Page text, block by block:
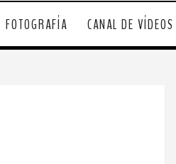
FOTOGRAFÍA CANAL DE VÍDEOS